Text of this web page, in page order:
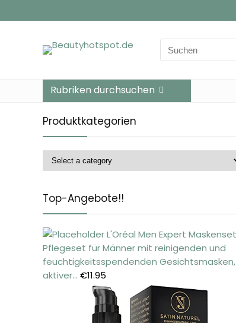
Search
for:
Rubriken durchsuchen
Produktkategorien
Top-Angebote!!
L'Oréal Men Expert
Pflegeset für Männer mit reinigenden und
feuchtigkeitsspendenden Gesichtsmasken,
aktiver… €11.95